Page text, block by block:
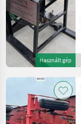
Használt gép